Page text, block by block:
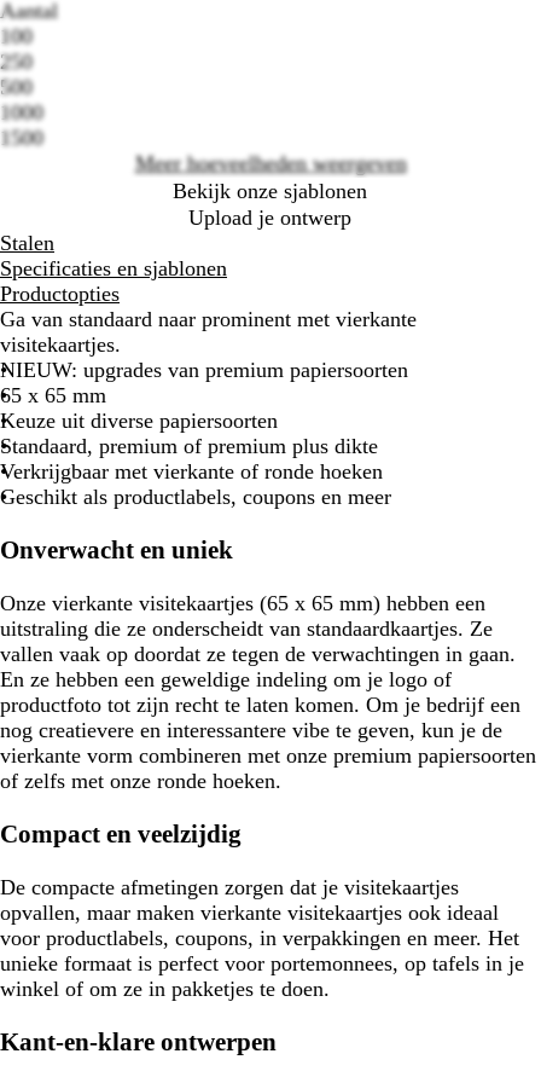
Aantal
100
250
500
1000
1500
Meer hoeveelheden weergeven
Bekijk onze sjablonen
Upload je ontwerp
Stalen
Specificaties en sjablonen
Productopties
Ga van standaard naar prominent met vierkante
visitekaartjes.
NIEUW: upgrades van premium papiersoorten
65 x 65 mm
Keuze uit diverse papiersoorten
Standaard, premium of premium plus dikte
Verkrijgbaar met vierkante of ronde hoeken
Geschikt als productlabels, coupons en meer
Onverwacht en uniek
Onze vierkante visitekaartjes (65 x 65 mm) hebben een
uitstraling die ze onderscheidt van standaardkaartjes. Ze
vallen vaak op doordat ze tegen de verwachtingen in gaan.
En ze hebben een geweldige indeling om je logo of
productfoto tot zijn recht te laten komen. Om je bedrijf een
nog creatievere en interessantere vibe te geven, kun je de
vierkante vorm combineren met onze premium papiersoorten
of zelfs met onze ronde hoeken.
Compact en veelzijdig
De compacte afmetingen zorgen dat je visitekaartjes
opvallen, maar maken vierkante visitekaartjes ook ideaal
voor productlabels, coupons, in verpakkingen en meer. Het
unieke formaat is perfect voor portemonnees, op tafels in je
winkel of om ze in pakketjes te doen.
Kant-en-klare ontwerpen